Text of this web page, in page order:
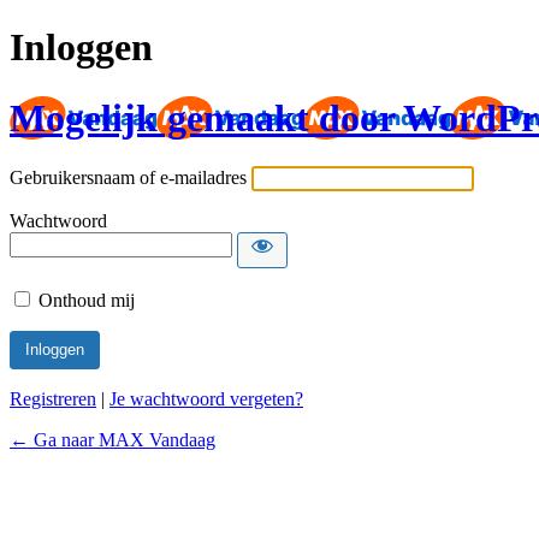
Inloggen
Mogelijk gemaakt door
Gebruikersnaam of e-mailadres
Wachtwoord
Onthoud mij
Registreren | Je wachtwoord vergeten?
← Ga naar MAX Vandaag